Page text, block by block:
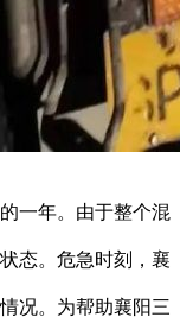
一年。由于整个混
态。危急时刻，襄
况。为帮助襄阳三